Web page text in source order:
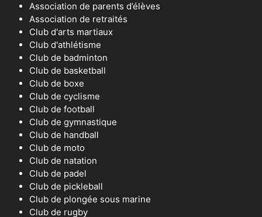
Association de parents d’élèves
Association de retraités
Club d'arts martiaux
Club d'athlétisme
Club de badminton
Club de basketball
Club de boxe
Club de cyclisme
Club de football
Club de gymnastique
Club de handball
Club de moto
Club de natation
Club de padel
Club de pickleball
Club de plongée sous marine
Club de rugby